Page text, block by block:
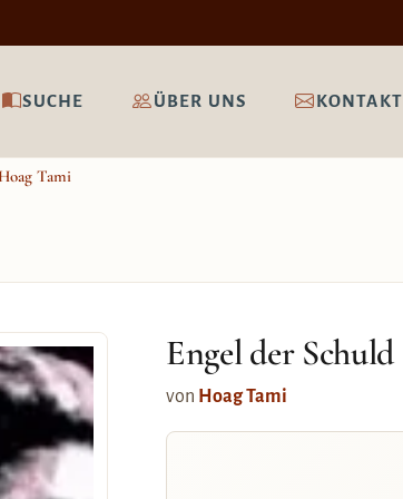
SUCHE ÜBER UNS KONTAKT
Tami
Engel der Schuld
von Hoag Tami